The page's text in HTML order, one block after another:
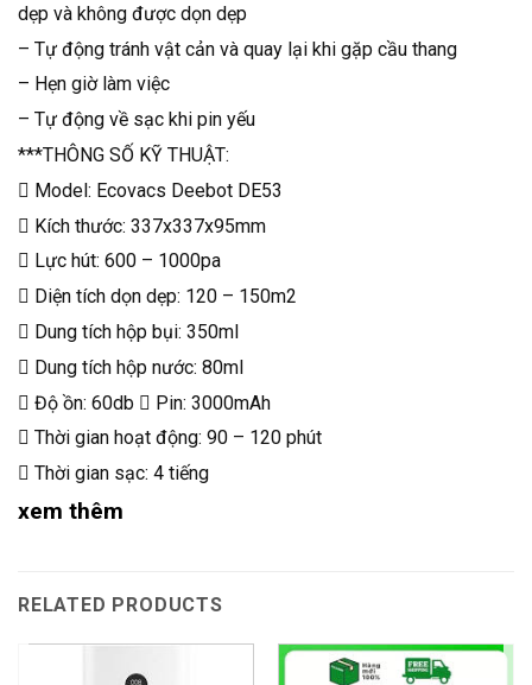
dẹp và không được dọn dẹp
– Tự động tránh vật cản và quay lại khi gặp cầu thang
– Hẹn giờ làm việc
– Tự động về sạc khi pin yếu
***THÔNG SỐ KỸ THUẬT:
 Model: Ecovacs Deebot DE53
 Kích thước: 337x337x95mm
 Lực hút: 600 – 1000pa
 Diện tích dọn dẹp: 120 – 150m2
 Dung tích hộp bụi: 350ml
 Dung tích hộp nước: 80ml
 Độ ồn: 60db  Pin: 3000mAh
 Thời gian hoạt động: 90 – 120 phút
 Thời gian sạc: 4 tiếng
xem thêm
RELATED PRODUCTS